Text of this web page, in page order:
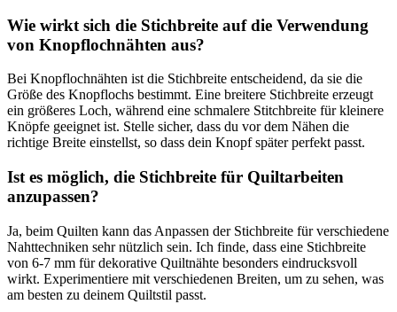
Wie wirkt sich die Stichbreite auf die Verwendung
von Knopflochnähten aus?
Bei Knopflochnähten ist die Stichbreite entscheidend, da⁢ sie die
Größe des Knopflochs⁤ bestimmt. Eine breitere Stichbreite erzeugt
ein größeres Loch, während eine schmalere ‍Stitchbreite für kleinere
Knöpfe geeignet ist. Stelle sicher, dass ‍du ⁣vor dem ‌Nähen die
richtige⁤ Breite einstellst, so dass dein Knopf später perfekt passt.
Ist es möglich, die Stichbreite für Quiltarbeiten
anzupassen?
Ja, beim Quilten kann das Anpassen der ‍Stichbreite für⁣ verschiedene
Nahttechniken ​sehr nützlich sein. Ich finde, dass​ eine Stichbreite
von 6-7 mm für dekorative Quiltnähte besonders eindrucksvoll
wirkt. Experimentiere mit verschiedenen Breiten, um zu sehen,⁤ was
am besten zu deinem Quiltstil passt.